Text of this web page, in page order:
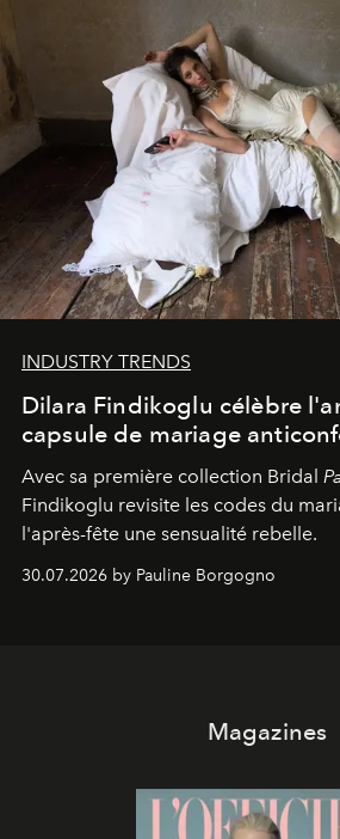
INDUSTRY TRENDS
Dilara Findikoglu célèbre
capsule de mariage
Avec sa première collection Bridal
Findikoglu revisite les codes du
l'après-fête une sensualité rebelle.
30.07.2026 by Pauline Borgogno
Magazines